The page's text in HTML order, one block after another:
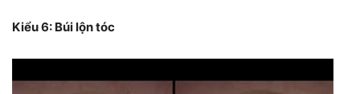
Kiểu 6: Búi lộn tóc